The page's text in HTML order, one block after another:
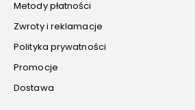
Metody płatności
Zwroty i reklamacje
Polityka prywatności
Promocje
Dostawa